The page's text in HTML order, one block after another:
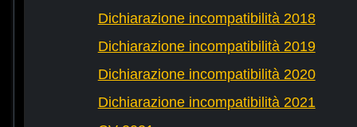
Dichiarazione incompatibilità 2018
Dichiarazione incompatibilità 2019
Dichiarazione incompatibilità 2020
Dichiarazione incompatibilità 2021